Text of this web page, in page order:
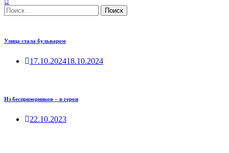
Найти:
Улица стала бульваром
17.10.202418.10.2024
Из беспризорников – в герои
22.10.2023